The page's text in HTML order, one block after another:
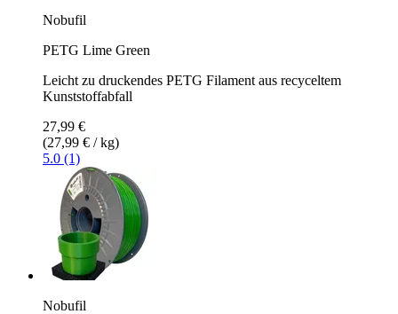
Nobufil
PETG Lime Green
Leicht zu druckendes PETG Filament aus recyceltem
Kunststoffabfall
27,99 €
(27,99 € / kg)
5.0 (1)
Nobufil